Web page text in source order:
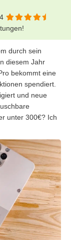
durch sein
diesem Jahr
bekommt eine
spendiert.
und neue
unter 300€? Ich